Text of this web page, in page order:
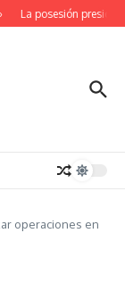
La posesión
operaciones en